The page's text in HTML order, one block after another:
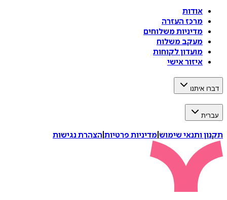
אודות
מרכז העזרה
מדיניות משלוחים
מעקב משלוח
מועדון לקוחות
איזור אישי
דברו איתנו
עברית
תקנון ותנאי שימוש מדיניות פרטיות הצהרת נגישות